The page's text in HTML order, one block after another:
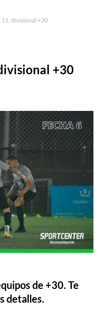
divisional +30
+30
de +30. Te
detalles.